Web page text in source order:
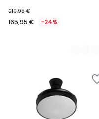
219,95 €
165,95 € -24%